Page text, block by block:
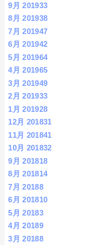
9月 201933
8月 201938
7月 201947
6月 201942
5月 201964
4月 201965
3月 201949
2月 201933
1月 201928
12月 201831
11月 201841
10月 201832
9月 201818
8月 201814
7月 20188
6月 201810
5月 20183
4月 20189
3月 20188